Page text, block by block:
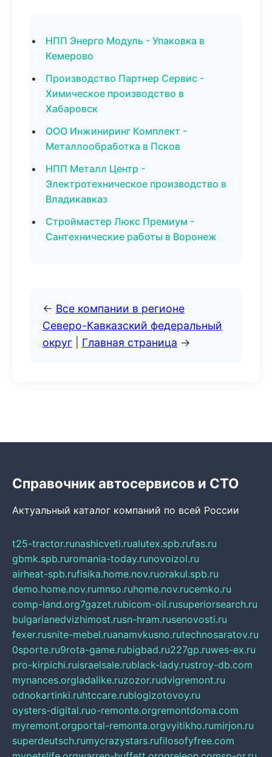
НПП Энерго Модуль - Упаковка в
Кемерово
Производство Партнер Сервис -
Химическое производство в
Хабаровск
ООО Инжиниринг Комплект -
Металлообработка в Псков
НПП Металл Центр -
Электротехническое производство в
Владикавказ
Строймастер Люкс Премиум -
Сантехнические работы в Воронеж
← Все компании в регионе
Северо-Кавказский федеральный
округ
Главная страница →
Справочник автосервисов и СТО
Актуальный каталог компаний по всей России
t25-tractor.runashicveti.rualutex.spb.rufas.ru
gbmk.spb.ruromania-today.runovoizol.ru
airheat-spb.rufisika.home.nov.ruorakul.spb.ru
demo.home.nov.rumnso.ruhome.nov.rucemko.ru
comp-land.org7gazet.rubicom-oil.rusuperiorsearch.ru
bulgarianedvizhimost.rusn-hram.rusenovosti.ru
fexer.rusnite-mebel.ruanamvkusno.rutechnosaratov.ru
0sporte.ru9rota-game.rubigbad.ru227gp.ruwes-ex.ru
pro-kirpichi.ruisraelsale.rublack-lady.rustroy-db.com
mynances.orgladalike.ruzozor.rudvigremont.ru
odnokartinki.ruhtccare.rublogizotovoy.ru
oysters-digital.ruo-remonte.orgremontdoma.com
myremont.orgportal-remonta.orgvyitikho.rumirjon.ru
superdeutsch.rumycrazystars.rufilosofyfree.com